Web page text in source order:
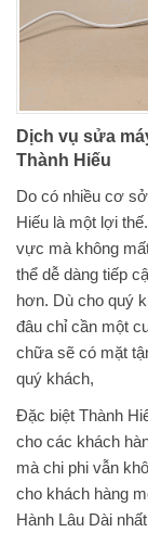
Dịch vụ sửa
Thành Hiếu
Do có nhiều cơ
Hiếu là một lợi
vực mà không
thể dễ dàng tiếp
hơn. Dù cho quý
đâu chỉ cần một
chữa sẽ có mặt
quý khách,
Đặc biệt Thành
cho các khách
mà chi phi vẫn
cho khách hàng
Hành Lâu Dài